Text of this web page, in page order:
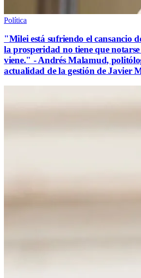
Política
"Milei está sufriendo el cansancio
la prosperidad no tiene que
viene." - Andrés Malamud,
actualidad de la gestión de Javier